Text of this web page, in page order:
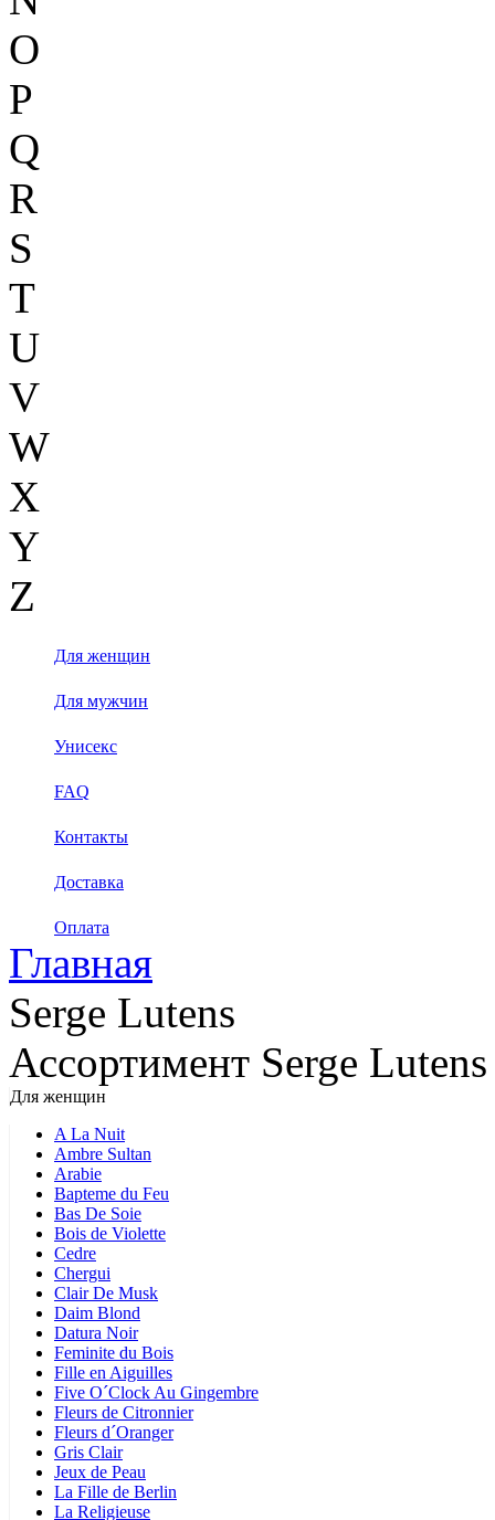
O
P
Q
R
S
T
U
V
W
X
Y
Z
Для женщин
Для мужчин
Унисекс
FAQ
Контакты
Доставка
Оплата
Главная
Serge Lutens
Ассортимент Serge Lutens
Для женщин
A La Nuit
Ambre Sultan
Arabie
Bapteme du Feu
Bas De Soie
Bois de Violette
Cedre
Chergui
Clair De Musk
Daim Blond
Datura Noir
Feminite du Bois
Fille en Aiguilles
Five O´Clock Au Gingembre
Fleurs de Citronnier
Fleurs d´Oranger
Gris Clair
Jeux de Peau
La Fille de Berlin
La Religieuse